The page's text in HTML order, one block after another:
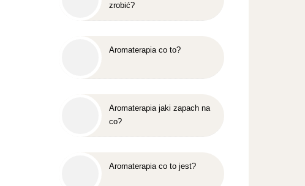
zrobić?
Aromaterapia co to?
Aromaterapia jaki zapach na
co?
Aromaterapia co to jest?